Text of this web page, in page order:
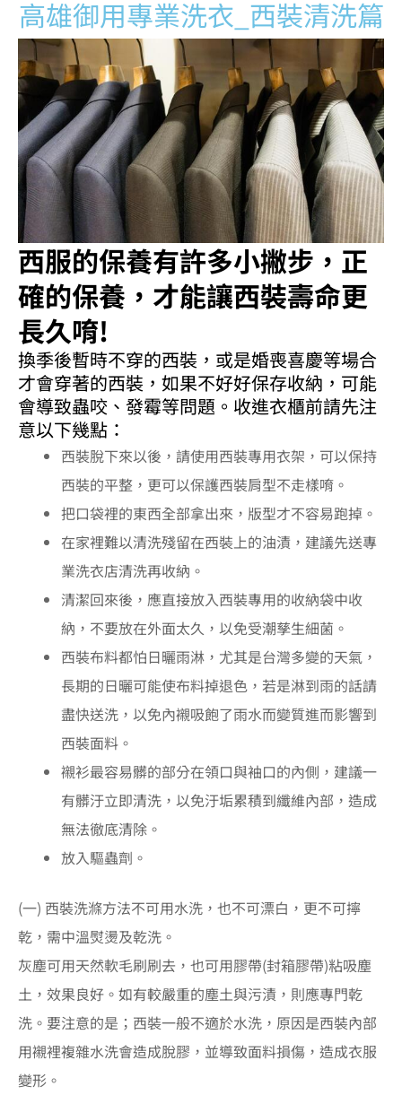
高雄御用專業洗衣_西裝清洗篇
西服的保養有許多小撇步，正
確的保養，才能讓西裝壽命更
長久唷!
換季後暫時不穿的西裝，或是婚喪喜慶等場合
才會穿著的西裝，如果不好好保存收納，可能
會導致蟲咬、發霉等問題。收進衣櫃前請先注
意以下幾點：
西裝脫下來以後，請使用西裝專用衣架，可以保持
西裝的平整，更可以保護西裝肩型不走樣唷。
把口袋裡的東西全部拿出來，版型才不容易跑掉。
在家裡難以清洗殘留在西裝上的油漬，建議先送專
業洗衣店清洗再收納。
清潔回來後，應直接放入西裝專用的收納袋中收
納，不要放在外面太久，以免受潮孳生細菌。
西裝布料都怕日曬雨淋，尤其是台灣多變的天氣，
長期的日曬可能使布料掉退色，若是淋到雨的話請
盡快送洗，以免內襯吸飽了雨水而變質進而影響到
西裝面料。
襯衫最容易髒的部分在領口與袖口的內側，建議一
有髒汙立即清洗，以免汙垢累積到纖維內部，造成
無法徹底清除。
放入驅蟲劑。
(一) 西裝洗滌方法不可用水洗，也不可漂白，更不可擰
乾，需中溫熨燙及乾洗。
灰塵可用天然軟毛刷刷去，也可用膠帶(封箱膠帶)粘吸塵
土，效果良好。如有較嚴重的塵土與污漬，則應專門乾
洗。要注意的是；西裝一般不適於水洗，原因是西裝內部
用襯裡複雜水洗會造成脫膠，並導致面料損傷，造成衣服
變形。